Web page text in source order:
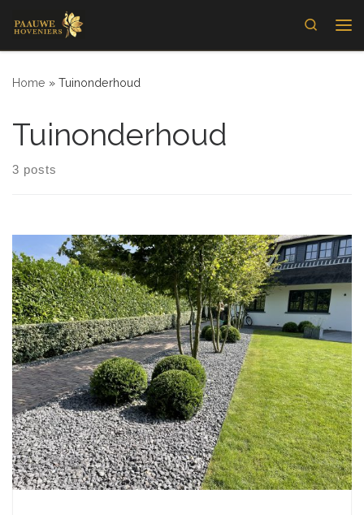
Skip to content
Search
Home » Tuinonderhoud
Tuinonderhoud
3 posts